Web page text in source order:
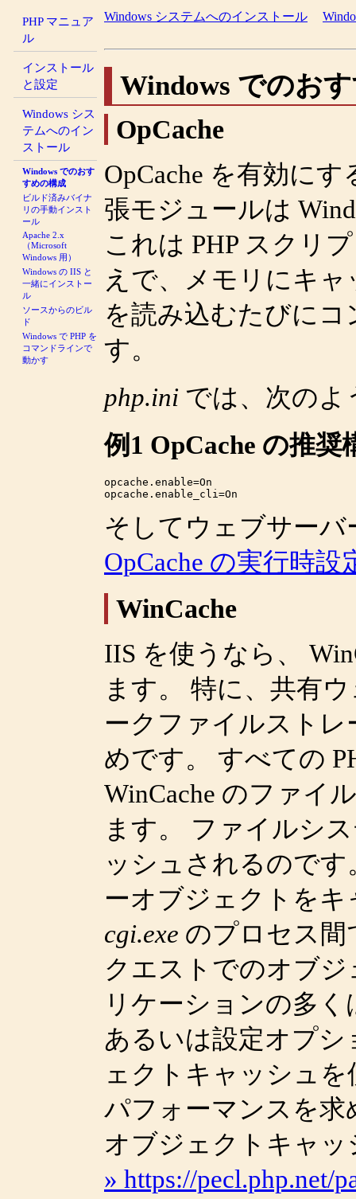
PHP マニュア
ル
インストール
と設定
Windows シス
テムへのイン
ストール
Windows でのおす
すめの構成
ビルド済みバイナ
リの手動インスト
ール
Apache 2.x
（Microsoft
Windows 用）
Windows の IIS と
一緒にインストー
ル
ソースからのビル
ド
Windows で PHP を
コマンドラインで
動かす
Windows システムへのインストール
Windows でのお
OpCache
OpCache を有効に
張モジュールは
これは PHP スクリ
えで、メモリにキ
を読み込むたびに
す。
php.ini では、次のよ
例1 OpCache の推奨
opcache.enable=On
そしてウェブサーバ
OpCache の実行時設
WinCache
IIS を使うなら、
ます。 特に、共有
ークファイルストレ
めです。 すべての
WinCache のファイ
ます。 ファイルシ
ッシュされるのです
ーオブジェクトを
cgi.exe のプロセス間
クエストでのオブ
リケーションの多
あるいは設定オプシ
ェクトキャッシュ
パフォーマンスを
オブジェクトキャ
» https://pecl.php.net/